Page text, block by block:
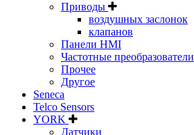
Приводы
воздушных заслонок
клапанов
Панели HMI
Частотные преобразователи
Прочее
Другое
Seneca
Telco Sensors
YORK
Датчики